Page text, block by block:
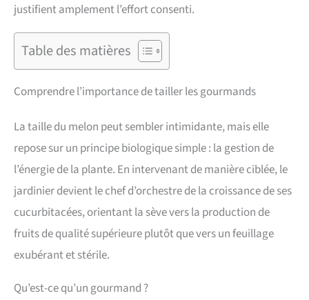
justifient amplement l’effort consenti.
Table des matières
Comprendre l’importance de tailler les gourmands
La taille du melon peut sembler intimidante, mais elle
repose sur un principe biologique simple : la gestion de
l’énergie de la plante. En intervenant de manière ciblée, le
jardinier devient le chef d’orchestre de la croissance de ses
cucurbitacées, orientant la sève vers la production de
fruits de qualité supérieure plutôt que vers un feuillage
exubérant et stérile.
Qu’est-ce qu’un gourmand ?